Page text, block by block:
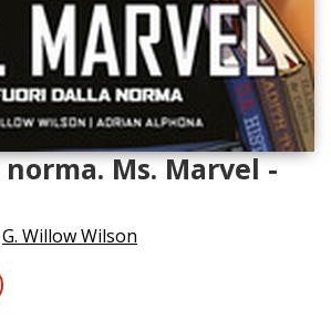
Ms. Marvel -
G. Willow Wilson